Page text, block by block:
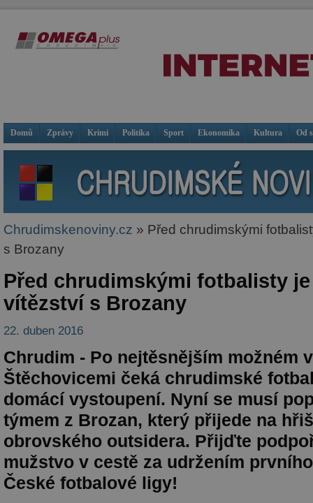
Domů Zprávy Krimi Politika Sport Ekonomika Kultura Od
Chrudimskenoviny.cz » Před chrudimskými
s Brozany
Před chrudimskými fotbalisty
vítězství s Brozany
22. duben 2016
Chrudim - Po nejtěsnějším možném
Štěchovicemi čeká chrudimské
domácí vystoupení. Nyní se musí
týmem z Brozan, který přijede na
obrovského outsidera. Přijďte
mužstvo v cestě za udržením
České fotbalové ligy!